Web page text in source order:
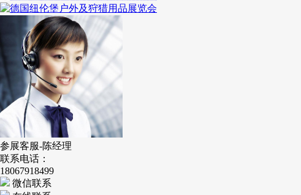
参展客服-陈经理
联系电话：
18067918499
微信联系